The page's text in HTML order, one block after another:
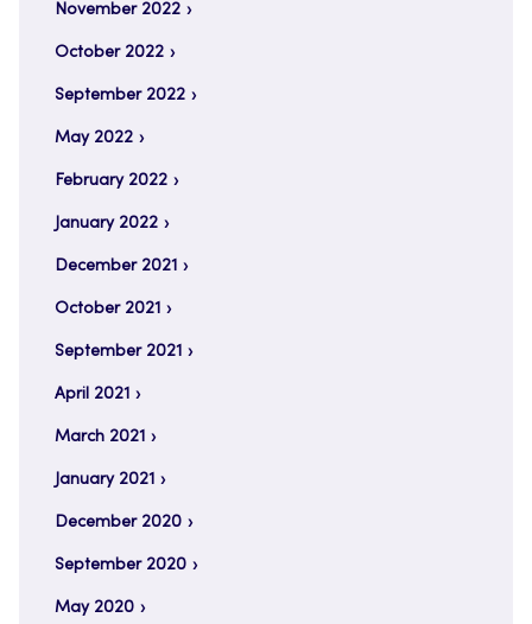
November 2022
October 2022
September 2022
May 2022
February 2022
January 2022
December 2021
October 2021
September 2021
April 2021
March 2021
January 2021
December 2020
September 2020
May 2020